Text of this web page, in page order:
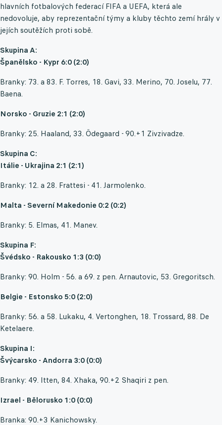
hlavních fotbalových federací FIFA a UEFA, která ale
nedovoluje, aby reprezentační týmy a kluby těchto zemí hrály v
jejích soutěžích proti sobě.
Skupina A:
Španělsko - Kypr 6:0 (2:0)
Branky: 73. a 83. F. Torres, 18. Gavi, 33. Merino, 70. Joselu, 77.
Baena.
Norsko - Gruzie 2:1 (2:0)
Branky: 25. Haaland, 33. Ödegaard - 90.+1 Zivzivadze.
Skupina C:
Itálie - Ukrajina 2:1 (2:1)
Branky: 12. a 28. Frattesi - 41. Jarmolenko.
Malta - Severní Makedonie 0:2 (0:2)
Branky: 5. Elmas, 41. Manev.
Skupina F:
Švédsko - Rakousko 1:3 (0:0)
Branky: 90. Holm - 56. a 69. z pen. Arnautovic, 53. Gregoritsch.
Belgie - Estonsko 5:0 (2:0)
Branky: 56. a 58. Lukaku, 4. Vertonghen, 18. Trossard, 88. De
Ketelaere.
Skupina I:
Švýcarsko - Andorra 3:0 (0:0)
Branky: 49. Itten, 84. Xhaka, 90.+2 Shaqiri z pen.
Izrael - Bělorusko 1:0 (0:0)
Branka: 90.+3 Kanichowsky.